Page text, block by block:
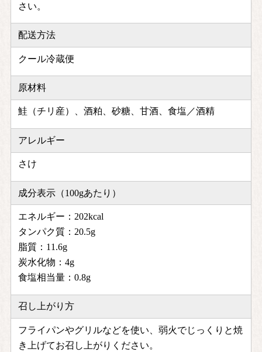
さい。
配送方法
クール冷蔵便
原材料
鮭（チリ産）、酒粕、砂糖、甘酒、食塩／酒精
アレルギー
さけ
成分表示（100gあたり）
エネルギー：202kcal
タンパク質：20.5g
脂質：11.6g
炭水化物：4g
食塩相当量：0.8g
召し上がり方
フライパンやグリルなどを使い、弱火でじっくりと焼
き上げてお召し上がりください。